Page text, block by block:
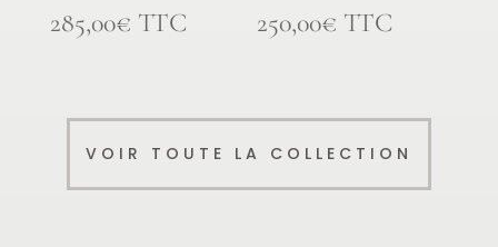
285,00€ TTC
250,00€ TTC
VOIR TOUTE LA COLLECTION